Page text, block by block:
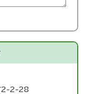
2-2-28